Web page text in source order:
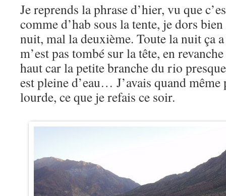
Je reprends la phrase d’hier, vu que
comme d’hab sous la tente, je dors
nuit, mal la deuxième. Toute la nuit ça
m’est pas tombé sur la tête, en
haut car la petite branche du rio
est pleine d’eau… J’avais quand
lourde, ce que je refais ce soir.